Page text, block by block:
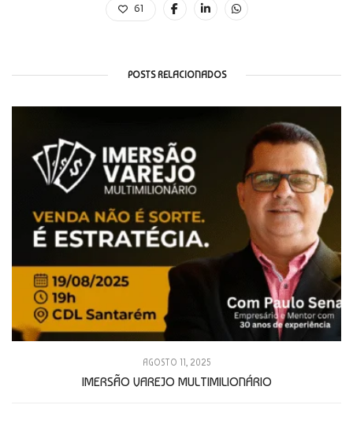
61
POSTS RELACIONADOS
AGOSTO 11, 2025
IMERSÃO VAREJO MULTIMILIONÁRIO